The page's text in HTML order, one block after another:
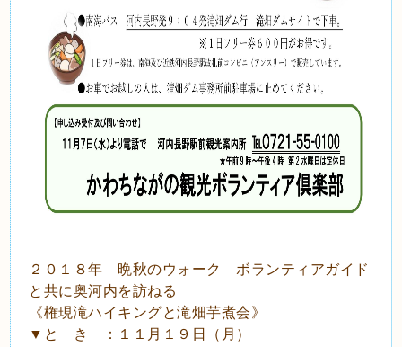
２０１８年 晩秋のウォーク ボランティアガイド
と共に奥河内を訪ねる
《権現滝ハイキングと滝畑芋煮会》
▼と き
：１１月１９日（月）